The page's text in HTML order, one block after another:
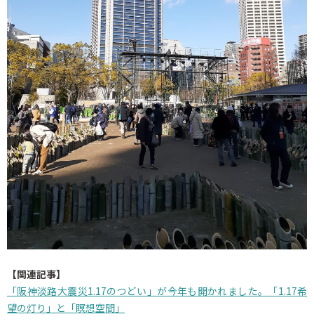
【関連記事】
「阪神淡路大震災1.17のつどい」が今年も開かれました。「1.17希
望の灯り」と「瞑想空間」